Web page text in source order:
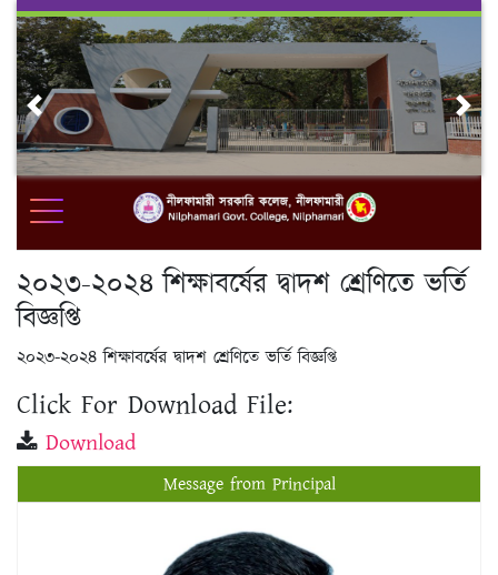
Skip
content
Previous
২০২৩-২০২৪ শিক্ষাবর্ষের দ্বাদশ শ্রেণিতে ভর্তি
বিজ্ঞপ্তি
২০২৩-২০২৪ শিক্ষাবর্ষের দ্বাদশ শ্রেণিতে ভর্তি বিজ্ঞপ্তি
Click For Download File:
Download
Message from Principal